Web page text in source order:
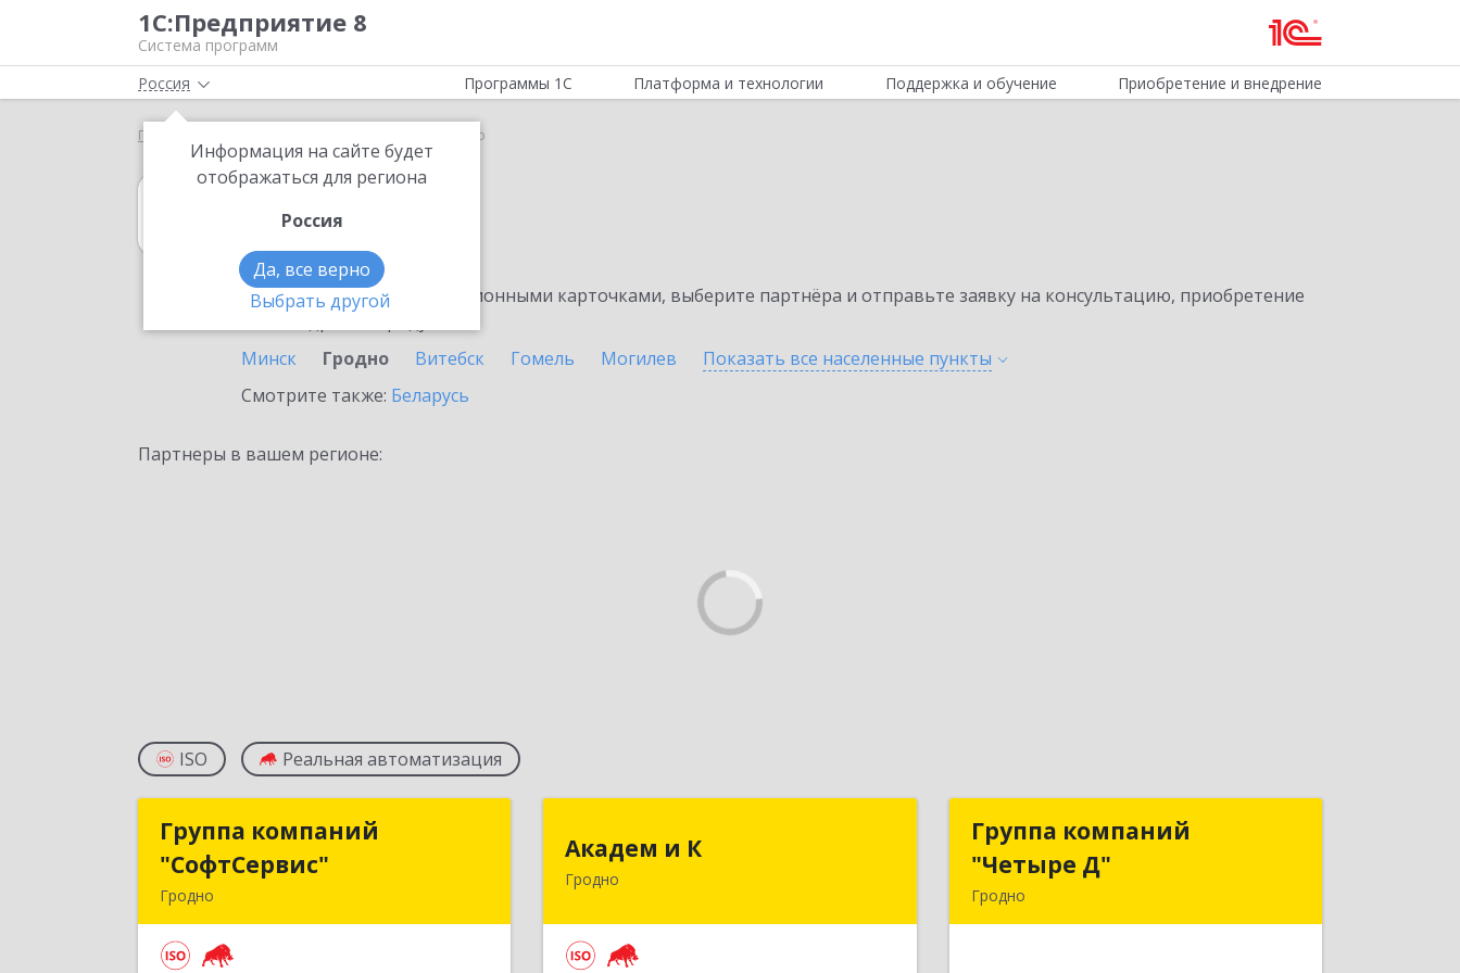
1С:Предприятие 8
Система программ
Россия
Информация на сайте будет
отображаться для региона
Россия
Да, все верно
Выбрать другой
Программы 1С Платформа и технологии Поддержка и обучение Приобретение и внедрение
Главная Гродно
1С:Гаражи
в Гродно
Ознакомьтесь с информационными карточками, выберите партнёра и отправьте заявку на консультацию, приобретение
Минск
Гродно Витебск Гомель Могилев Показать все населенные пункты
Смотрите также: Беларусь
Партнеры в вашем регионе:
ISO Реальная автоматизация
Группа компаний
"СофтСервис"
Гродно
Группа компаний
"СофтСервис"
Академ и К
ГродноБЕЛАРУСЬ , 230025, г. Гродно, ул.
Группа компаний
"Четыре Д"
Гродно
Группа компаний